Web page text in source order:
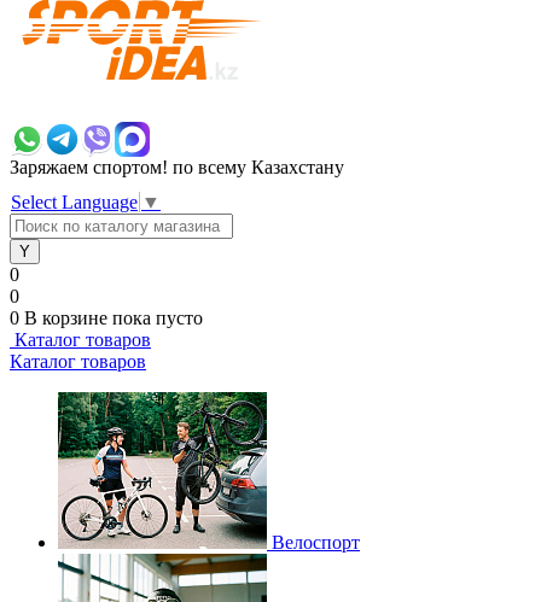
Заряжаем спортом! по всему Казахстану
Select Language ▼
0
0
0 В корзине пока пусто
Каталог товаров
Каталог товаров
Велоспорт